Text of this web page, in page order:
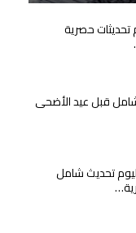
تحديثات حصرية
قبل عيد الأضحى
تحديث شامل